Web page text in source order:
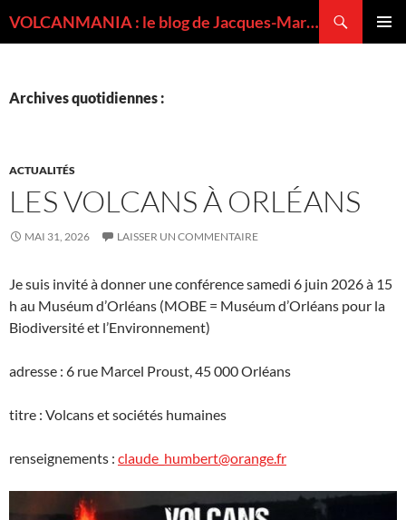
VOLCANMANIA : le blog de Jacques-Marie BARDINTZEFF, volcanologue
Archives quotidiennes :
ACTUALITÉS
LES VOLCANS À ORLÉANS
MAI 31, 2026 LAISSER UN COMMENTAIRE
Je suis invité à donner une conférence samedi 6 juin 2026 à 15
h au Muséum d’Orléans (MOBE = Muséum d’Orléans pour la
Biodiversité et l’Environnement)
adresse : 6 rue Marcel Proust, 45 000 Orléans
titre : Volcans et sociétés humaines
renseignements : claude_humbert@orange.fr